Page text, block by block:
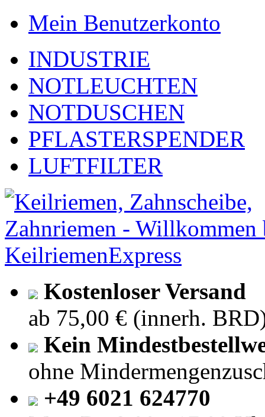
Mein Benutzerkonto
INDUSTRIE
NOTLEUCHTEN
NOTDUSCHEN
PFLASTERSPENDER
LUFTFILTER
Kostenloser Versand
ab 75,00 € (innerh.
Kein
ohne
+49 6021 624770